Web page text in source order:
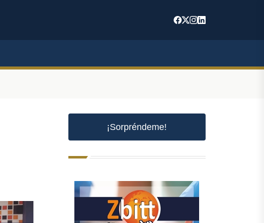
¡Sorpréndeme!